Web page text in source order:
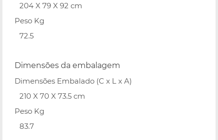
204 X 79 X 92 cm
Peso Kg
72.5
Dimensões da embalagem
Dimensões Embalado (C x L x A)
210 X 70 X 73.5 cm
Peso Kg
83.7